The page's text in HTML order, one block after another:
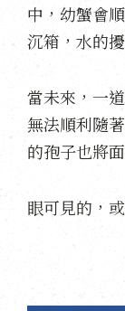
中，幼蟹會
沉箱，水的
當未來，一
無法順利隨
的孢子也將
眼可見的，